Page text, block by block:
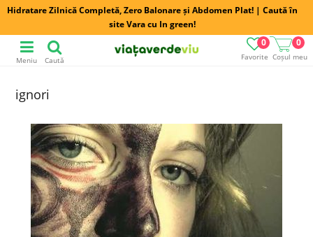
Hidratare Zilnică Completă, Zero Balonare și Abdomen Plat! | Caută în
site Vara cu In green!
Favorite
0
Coșul meu
0
Meniu Caută
ignori